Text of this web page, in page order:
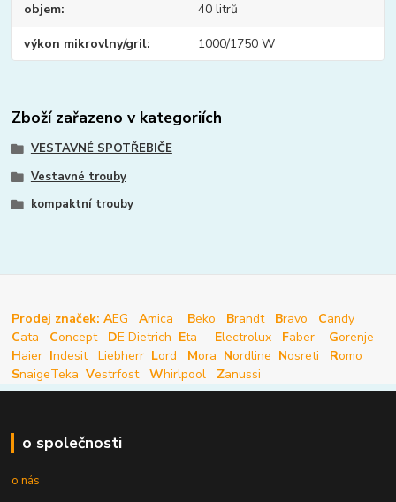
objem 40 litrů
výkon mikrovlny/gril 1000/1750 W
Zboží zařazeno v kategoriích
VESTAVNÉ SPOTŘEBIČE
Vestavné trouby
kompaktní trouby
Prodej značek: AEG Amica Beko Brandt Bravo Candy
Cata Concept DE Dietrich Eta Electrolux Faber Gorenje
Haier Indesit Liebherr Lord Mora Nordline Nosreti Romo
SnaigeTeka Vestrfost Whirlpool Zanussi
o společnosti
o nás